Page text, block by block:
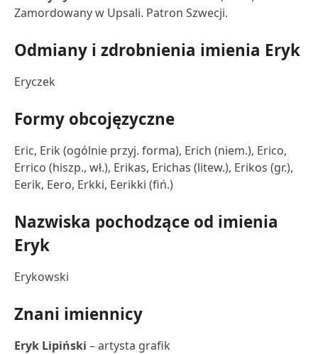
Zamordowany w Upsali. Patron Szwecji.
Odmiany i zdrobnienia imienia Eryk
Eryczek
Formy obcojęzyczne
Eric, Erik (ogólnie przyj. forma), Erich (niem.), Erico,
Errico (hiszp., wł.), Erikas, Erichas (litew.), Erikos (gr.),
Eerik, Eero, Erkki, Eerikki (fiń.)
Nazwiska pochodzące od imienia
Eryk
Erykowski
Znani imiennicy
Eryk Lipiński – artysta grafik